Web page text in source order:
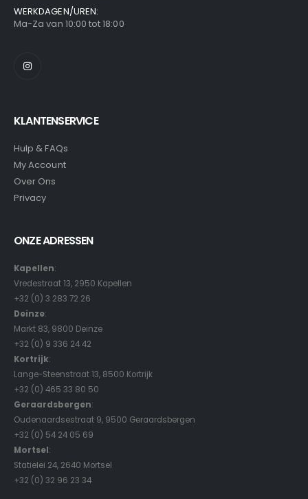
WERKDAGEN/UREN:
Ma-Za van 10:00 tot 18:00
KLANTENSERVICE
Hulp & FAQs
My Account
Over Ons
Privacy
ONZE ADRESSEN
Kapellen:
Vredestraat 13, 2950 Kapellen
+32 (0) 3 283 72 26
Deinze:
Markt 83, 9800 Deinze
+32 (0) 9 336 24 42
Kortrijk:
Lange-Steenstraat 13, 8500 Kortrijk
+32 (0) 465 33 80 50
Geraardsbergen:
Oudenaardsestraat 9, 9500 Geraardsbergen
+32 (0) 54 24 05 69
Mortsel:
Statielei 24, 2640 Mortsel
+32 (0) 32 96 23 34